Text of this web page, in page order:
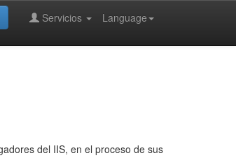
Language
Servicios
del IIS, en el proceso de sus